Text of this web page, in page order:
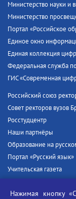
Министерство науки и
Министерство
Портал «Российское
Единое окно
Единая коллекция
Федеральная служба
ГИС «Современная
Российский союз
Совет ректоров вузов
Росстудцентр
Наши партнёры
Образование на
Портал «Русский язык»
Учительская газета
Единый портал
Нажимая кнопку